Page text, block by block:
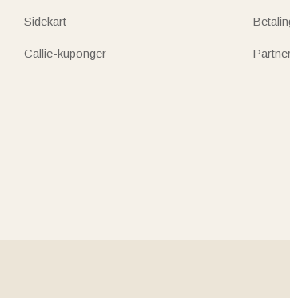
Sidekart
Callie-kuponger